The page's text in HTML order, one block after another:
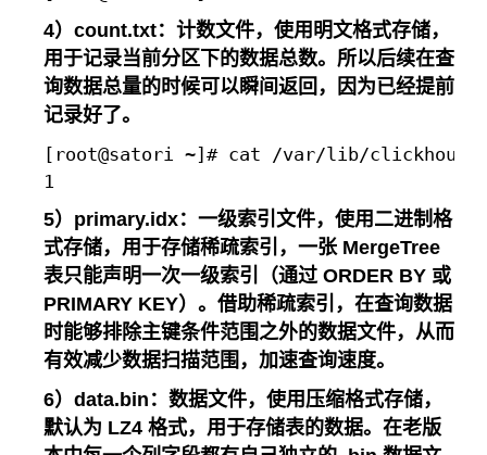
4）count.txt：计数文件，使用明文格式存储，
用于记录当前分区下的数据总数。所以后续在查
询数据总量的时候可以瞬间返回，因为已经提前
记录好了。
[root@satori ~]# cat /var/lib/
5）primary.idx：一级索引文件，使用二进制格
式存储，用于存储稀疏索引，一张 MergeTree
表只能声明一次一级索引（通过 ORDER BY 或
PRIMARY KEY）。借助稀疏索引，在查询数据
时能够排除主键条件范围之外的数据文件，从而
有效减少数据扫描范围，加速查询速度。
6）data.bin：数据文件，使用压缩格式存储，
默认为 LZ4 格式，用于存储表的数据。在老版